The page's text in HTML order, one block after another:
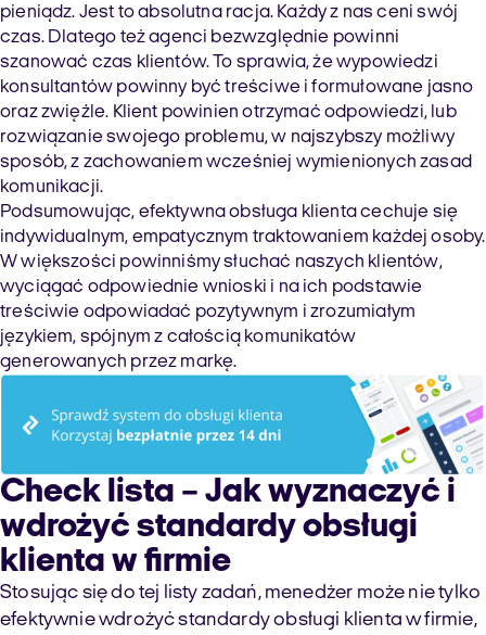
pieniądz. Jest to absolutna racja. Każdy z nas ceni swój
czas. Dlatego też agenci bezwzględnie powinni
szanować czas klientów. To sprawia, że wypowiedzi
konsultantów powinny być treściwe i formułowane jasno
oraz zwięźle. Klient powinien otrzymać odpowiedzi, lub
rozwiązanie swojego problemu, w najszybszy możliwy
sposób, z zachowaniem wcześniej wymienionych zasad
komunikacji.
Podsumowując, efektywna obsługa klienta cechuje się
indywidualnym, empatycznym traktowaniem każdej osoby.
W większości powinniśmy słuchać naszych klientów,
wyciągać odpowiednie wnioski i na ich podstawie
treściwie odpowiadać pozytywnym i zrozumiałym
językiem, spójnym z całością komunikatów
generowanych przez markę.
Check lista – Jak wyznaczyć i
wdrożyć standardy obsługi
klienta w firmie
Stosując się do tej listy zadań, menedżer może nie tylko
efektywnie wdrożyć standardy obsługi klienta w firmie,